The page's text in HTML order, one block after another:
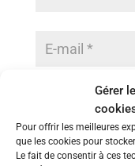
Gérer
Pour offrir les meilleures
que les cookies pour
Le fait de consentir à ces
Enregistrer
navigateur pour